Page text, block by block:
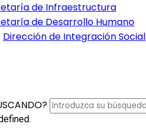
de Infraestructura
de Desarrollo Humano
Dirección de Integración Social